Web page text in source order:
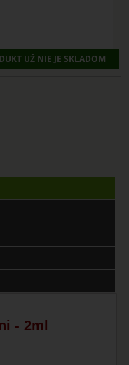
UŽ NIE JE SKLADOM
- 2ml